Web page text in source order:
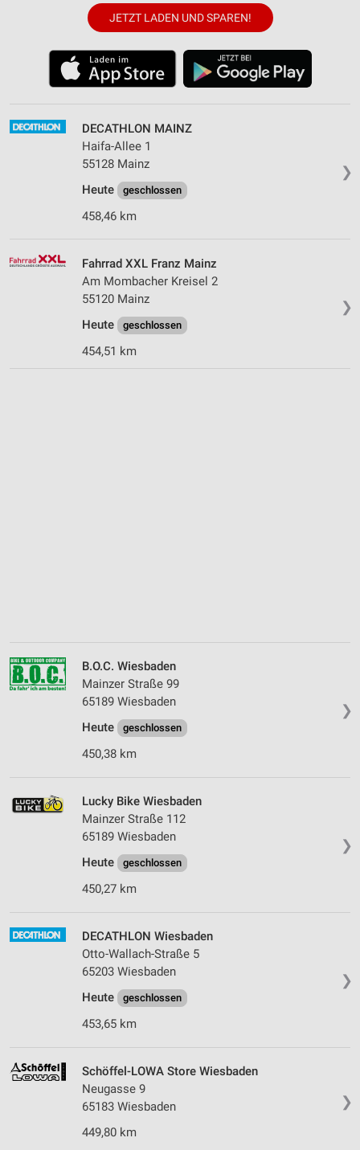
JETZT LADEN UND SPAREN!
❯
DECATHLON MAINZ
Haifa-Allee 1
55128 Mainz
Heute
geschlossen
458,46 km
❯
Fahrrad XXL Franz Mainz
Am Mombacher Kreisel 2
55120 Mainz
Heute
geschlossen
454,51 km
❯
B.O.C. Wiesbaden
Mainzer Straße 99
65189 Wiesbaden
Heute
geschlossen
450,38 km
❯
Lucky Bike Wiesbaden
Mainzer Straße 112
65189 Wiesbaden
Heute
geschlossen
450,27 km
❯
DECATHLON Wiesbaden
Otto-Wallach-Straße 5
65203 Wiesbaden
Heute
geschlossen
453,65 km
❯
Schöffel-LOWA Store Wiesbaden
Neugasse 9
65183 Wiesbaden
449,80 km